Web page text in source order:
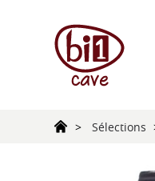
Sélections